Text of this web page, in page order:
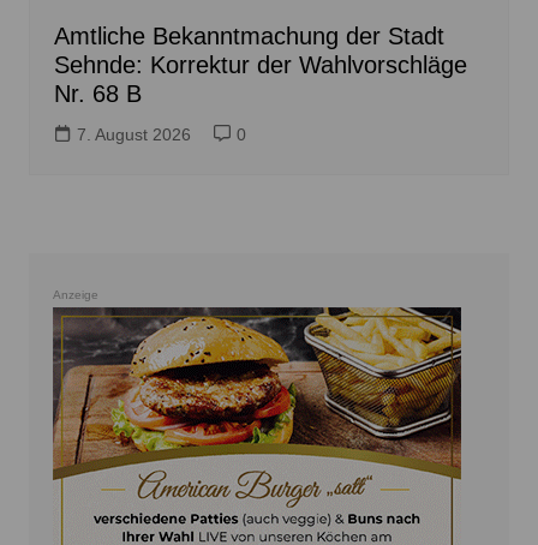
Amtliche Bekanntmachung der Stadt
Sehnde: Korrektur der Wahlvorschläge
Nr. 68 B
7. August 2026 0
Anzeige